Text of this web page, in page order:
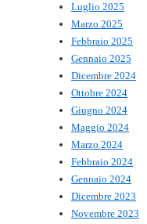
Luglio 2025
Marzo 2025
Febbraio 2025
Gennaio 2025
Dicembre 2024
Ottobre 2024
Giugno 2024
Maggio 2024
Marzo 2024
Febbraio 2024
Gennaio 2024
Dicembre 2023
Novembre 2023